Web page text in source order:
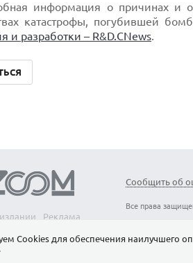
информация о причинах и
катастрофы, погубившей
и разработки – R&D.CNews.
Реклама
Сообщить об
Все права
Сookies для обеспечения наилучшего
.